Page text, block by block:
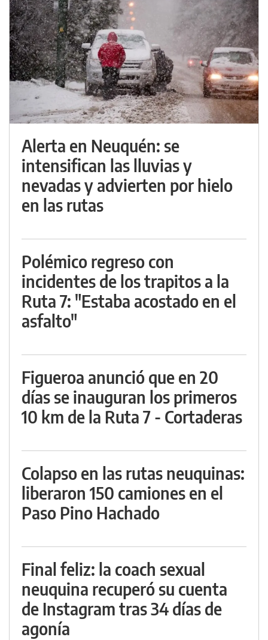
Alerta en Neuquén: se
intensifican las lluvias y
nevadas y advierten por hielo
en las rutas
Polémico regreso con
incidentes de los trapitos a la
Ruta 7: "Estaba acostado en el
asfalto"
Figueroa anunció que en 20
días se inauguran los primeros
10 km de la Ruta 7 - Cortaderas
Colapso en las rutas neuquinas:
liberaron 150 camiones en el
Paso Pino Hachado
Final feliz: la coach sexual
neuquina recuperó su cuenta
de Instagram tras 34 días de
agonía